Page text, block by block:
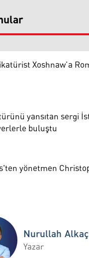
Xoshnaw’a
yansıtan sergi
buluştu
yönetmen
Nurullah Alkaç
Yazar